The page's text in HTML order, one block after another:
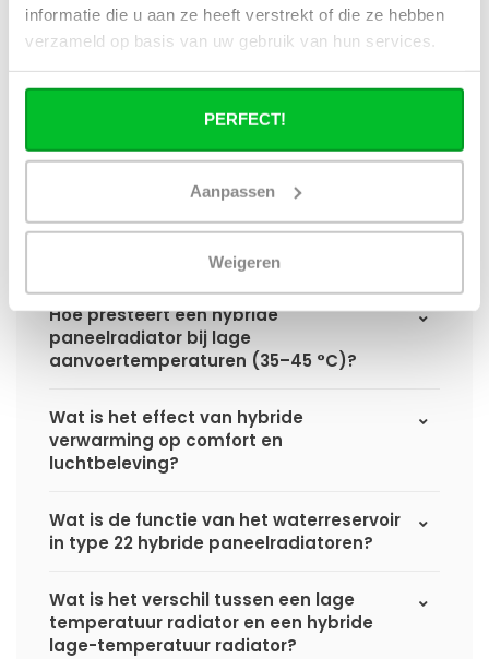
informatie die u aan ze heeft verstrekt of die ze hebben
verzameld op basis van uw gebruik van hun services.
PERFECT!
Aanpassen
Weigeren
Hoe verschilt de warmteafgifte van een
hybride paneelradiator ten opzichte van
een standaard paneelradiator?
Wat is het voordeel van geïntegreerde
warmteboosters ten opzichte van losse
radiatorventilatoren?
Waarom is een hybride paneelradiator
technisch geen convector?
Hoe presteert een hybride
paneelradiator bij lage
aanvoertemperaturen (35–45 °C)?
Wat is het effect van hybride
verwarming op comfort en
luchtbeleving?
Wat is de functie van het waterreservoir
in type 22 hybride paneelradiatoren?
Wat is het verschil tussen een lage
temperatuur radiator en een hybride
lage-temperatuur radiator?